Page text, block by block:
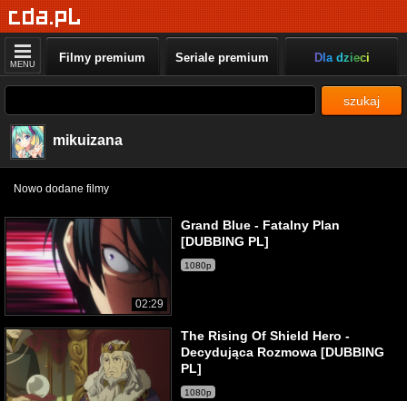
MENU Filmy premium Seriale premium Dla dzieci
szukaj
mikuizana
Nowo dodane filmy
02:29
Grand Blue - Fatalny Plan
[DUBBING PL]
1080p
The Rising Of Shield Hero -
Decydująca Rozmowa [DUBBING
PL]
1080p